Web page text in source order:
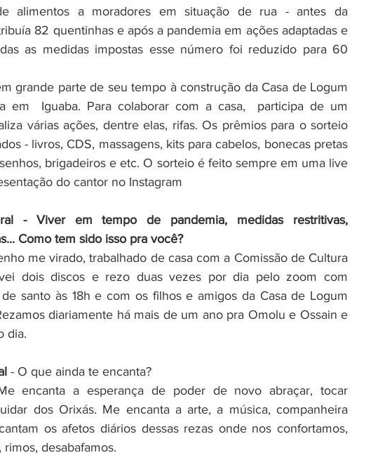
alimentos a moradores em situação de rua - antes da
82 quentinhas e após a pandemia em ações adaptadas e
as medidas impostas esse número foi reduzido para 60
grande parte de seu tempo à construção da Casa de Logum
em  Iguaba. Para colaborar com a casa,  participa de um
várias ações, dentre elas, rifas. Os prêmios para o sorteio
- livros, CDS, massagens, kits para cabelos, bonecas pretas
brigadeiros e etc. O sorteio é feito sempre em uma live
do cantor no Instagram
- Viver em tempo de pandemia, medidas restritivas,
Como tem sido isso pra você?
me virado, trabalhado de casa com a Comissão de Cultura
dois discos e rezo duas vezes por dia pelo zoom com
santo às 18h e com os filhos e amigos da Casa de Logum
diariamente há mais de um ano pra Omolu e Ossain e
dia.
- O que ainda te encanta?
encanta a esperança de poder de novo abraçar, tocar
dos Orixás. Me encanta a arte, a música, companheira
os afetos diários dessas rezas onde nos confortamos,
desabafamos.